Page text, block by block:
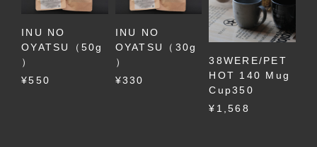
INU NO
OYATSU（50g
）
¥550
INU NO
OYATSU（30g
）
¥330
38WERE/PET
HOT 140 Mug
Cup350
¥1,568